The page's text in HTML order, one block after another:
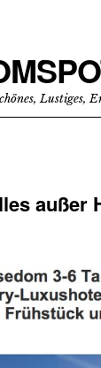
Lustiges,
außer